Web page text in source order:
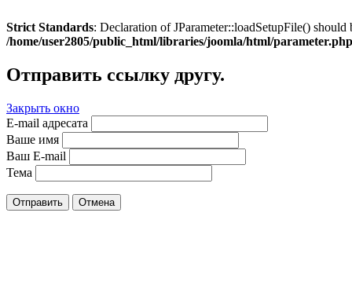
Strict Standards: Declaration of JParameter::loadSetupFile()
/home/user2805/public_html/libraries/joomla/html/parameter.php
Отправить ссылку другу.
Закрыть окно
E-mail адресата
Ваше имя
Ваш E-mail
Тема
Отправить Отмена